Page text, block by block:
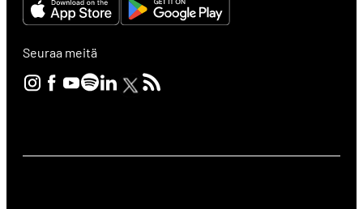
Seuraa meitä